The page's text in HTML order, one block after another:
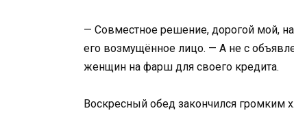
— Совместное решение, дорогой мой,
его возмущённое лицо. — А не с
женщин на фарш для своего кредита.
Воскресный обед закончился